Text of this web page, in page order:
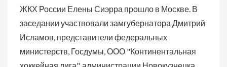
ЖКХ России Елены Сиэрра прошло в Москве. В
заседании участвовали замгубернатора Дмитрий
Исламов, представители федеральных
министерств, Госдумы, ООО "Континентальная